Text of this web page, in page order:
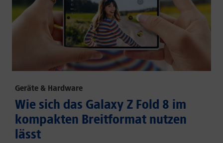
Geräte & Hardware
Wie sich das Galaxy Z Fold 8 im
kompakten Breitformat nutzen
lässt